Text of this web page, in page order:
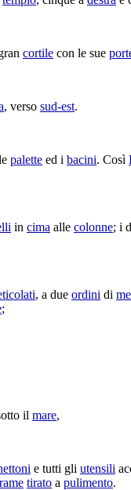
cortile con le sue
, verso sud-est.
palette ed i bacini. Così
in cima alle colonne; i
, a due ordini di
;
il mare,
e tutti gli utensili
rame tirato a pulimento.